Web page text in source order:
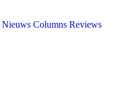
Nieuws Columns Reviews